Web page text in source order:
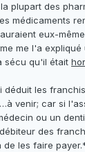
plupart des
médicaments
eux-
me l'a expliqué
sécu qu'il était
déduit les
venir; car si
ou un
des
de les faire